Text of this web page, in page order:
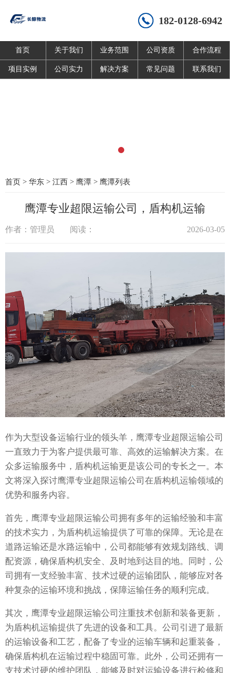
182-0128-6942
首页 关于我们 业务范围 公司资质 合作流程
项目实例 公司实力 解决方案 常见问题 联系我们
首页 > 华东 > 江西 > 鹰潭 > 鹰潭列表
鹰潭专业超限运输公司，盾构机运输
作者：管理员 阅读： 2026-03-05
作为大型设备运输行业的领头羊，鹰潭专业超限运输公司
一直致力于为客户提供最可靠、高效的运输解决方案。在
众多运输服务中，盾构机运输更是该公司的专长之一。本
文将深入探讨鹰潭专业超限运输公司在盾构机运输领域的
优势和服务内容。
首先，鹰潭专业超限运输公司拥有多年的运输经验和丰富
的技术实力，为盾构机运输提供了可靠的保障。无论是在
道路运输还是水路运输中，公司都能够有效规划路线、调
配资源，确保盾构机安全、及时地到达目的地。同时，公
司拥有一支经验丰富、技术过硬的运输团队，能够应对各
种复杂的运输环境和挑战，保障运输任务的顺利完成。
其次，鹰潭专业超限运输公司注重技术创新和装备更新，
为盾构机运输提供了先进的设备和工具。公司引进了最新
的运输设备和工艺，配备了专业的运输车辆和起重装备，
确保盾构机在运输过程中稳固可靠。此外，公司还拥有一
支技术过硬的维护团队，能够及时对运输设备进行检修和